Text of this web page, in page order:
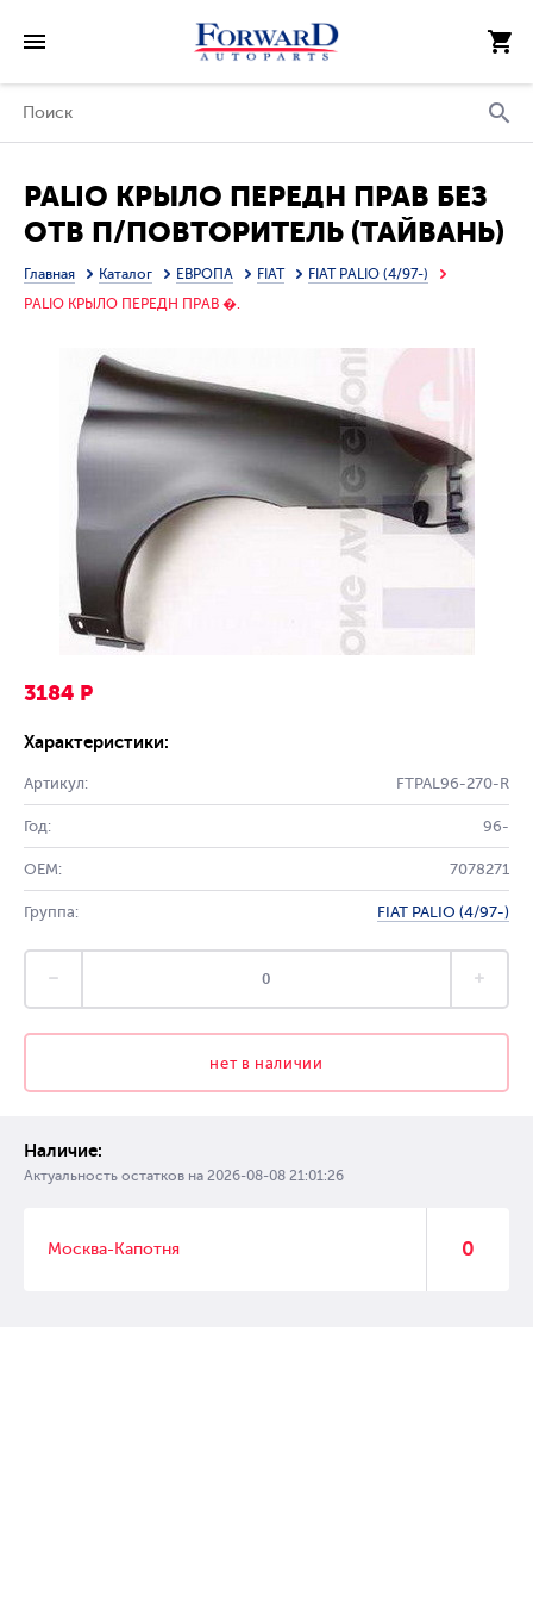
PALIO КРЫЛО ПЕРЕДН ПРАВ БЕЗ
ОТВ П/ПОВТОРИТЕЛЬ (ТАЙВАНЬ)
Главная Каталог ЕВРОПА FIAT
FIAT PALIO (4/97-)
PALIO КРЫЛО ПЕРЕДН ПРАВ �.
3184 Р
Характеристики:
Артикул: FTPAL96-270-R
Год: 96-
OEM: 7078271
Группа: FIAT PALIO (4/97-)
нет в наличии
Наличие:
Актуальность остатков на 2026-08-08 21:01:26
Москва-Капотня 0